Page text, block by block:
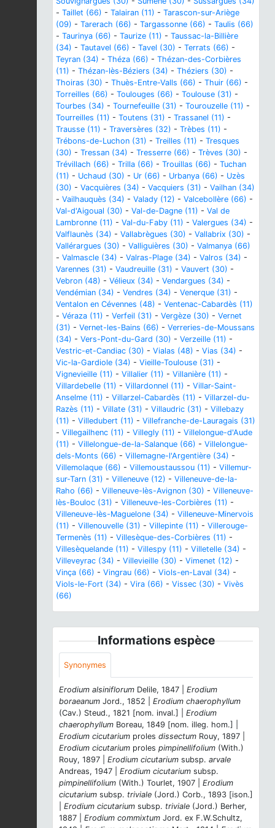
- Taillet (66) - Talairan (11) - Tarascon-sur-Ariège
(09) - Tarerach (66) - Targassonne (66) - Taulis (66)
- Taurinya (66) - Taurize (11) - Taussac-la-Billière
(34) - Tautavel (66) - Tavel (30) - Terrats (66) -
Teyran (34) - Théza (66) - Thézan-des-Corbières
(11) - Thézan-lès-Béziers (34) - Théziers (30) -
Thoiras (30) - Thuès-Entre-Valls (66) - Thuir (66) -
Torreilles (66) - Toulouges (66) - Toulouse (31) -
Tourbes (34) - Tournefeuille (31) - Tourouzelle (11) -
Tourreilles (11) - Toutens (31) - Trassanel (11) -
Trausse (11) - Traversères (32) - Trèbes (11) -
Trébons-de-Luchon (31) - Treilles (11) - Tresques
(30) - Tressan (34) - Tresserre (66) - Trèves (30) -
Trévillach (66) - Trilla (66) - Trouillas (66) - Tuchan
(11) - Uchaud (30) - Ur (66) - Urbanya (66) - Uzès
(30) - Vacquières (34) - Vacquiers (31) - Vailhan (34)
- Vailhauquès (34) - Valady (12) - Valcebollère (66) -
Val-d'Aigoual (30) - Val-de-Dagne (11) - Val de
Lambronne (11) - Val-du-Faby (11) - Valergues (34) -
Valflaunès (34) - Vallabrègues (30) - Vallabrix (30) -
Vallérargues (30) - Valliguières (30) - Valmanya (66)
- Valmascle (34) - Valras-Plage (34) - Valros (34) -
Varennes (31) - Vaudreuille (31) - Vauvert (30) -
Vebron (48) - Vélieux (34) - Vendargues (34) -
Vendémian (34) - Vendres (34) - Venerque (31) -
Ventalon en Cévennes (48) - Ventenac-Cabardès (11)
- Véraza (11) - Verfeil (31) - Vergèze (30) - Vernet
(31) - Vernet-les-Bains (66) - Verreries-de-Moussans
(34) - Vers-Pont-du-Gard (30) - Verzeille (11) -
Vestric-et-Candiac (30) - Vialas (48) - Vias (34) -
Vic-la-Gardiole (34) - Vieille-Toulouse (31) -
Vignevieille (11) - Villalier (11) - Villanière (11) -
Villardebelle (11) - Villardonnel (11) - Villar-Saint-
Anselme (11) - Villarzel-Cabardès (11) - Villarzel-du-
Razès (11) - Villate (31) - Villaudric (31) - Villebazy
(11) - Villedubert (11) - Villefranche-de-Lauragais (31)
- Villegailhenc (11) - Villegly (11) - Villelongue-d'Aude
(11) - Villelongue-de-la-Salanque (66) - Villelongue-
dels-Monts (66) - Villemagne-l'Argentière (34) -
Villemolaque (66) - Villemoustaussou (11) - Villemur-
sur-Tarn (31) - Villeneuve (12) - Villeneuve-de-la-
Raho (66) - Villeneuve-lès-Avignon (30) - Villeneuve-
lès-Bouloc (31) - Villeneuve-les-Corbières (11) -
Villeneuve-lès-Maguelone (34) - Villeneuve-Minervois
(11) - Villenouvelle (31) - Villepinte (11) - Villerouge-
Termenès (11) - Villesèque-des-Corbières (11) -
Villesèquelande (11) - Villespy (11) - Villetelle (34) -
Villeveyrac (34) - Villevieille (30) - Vimenet (12) -
Vinça (66) - Vingrau (66) - Viols-en-Laval (34) -
Viols-le-Fort (34) - Vira (66) - Vissec (30) - Vivès
(66)
Informations espèce
Synonymes
Erodium alsiniflorum Delile, 1847 | Erodium
boraeanum Jord., 1852 | Erodium chaerophyllum
(Cav.) Steud., 1821 [nom. inval.] | Erodium
chaerophyllum Boreau, 1849 [nom. illeg. hom.] |
Erodium cicutarium proles dissectum Rouy, 1897 |
Erodium cicutarium proles pimpinellifolium (With.)
Rouy, 1897 | Erodium cicutarium subsp. arvale
Andreas, 1947 | Erodium cicutarium subsp.
pimpinellifolium (With.) Tourlet, 1907 | Erodium
cicutarium subsp. triviale (Jord.) Corb., 1893 [ison.]
Erodium cicutarium subsp. triviale (Jord.) Berher,
1887 | Erodium commixtum Jord. ex F.W.Schultz,